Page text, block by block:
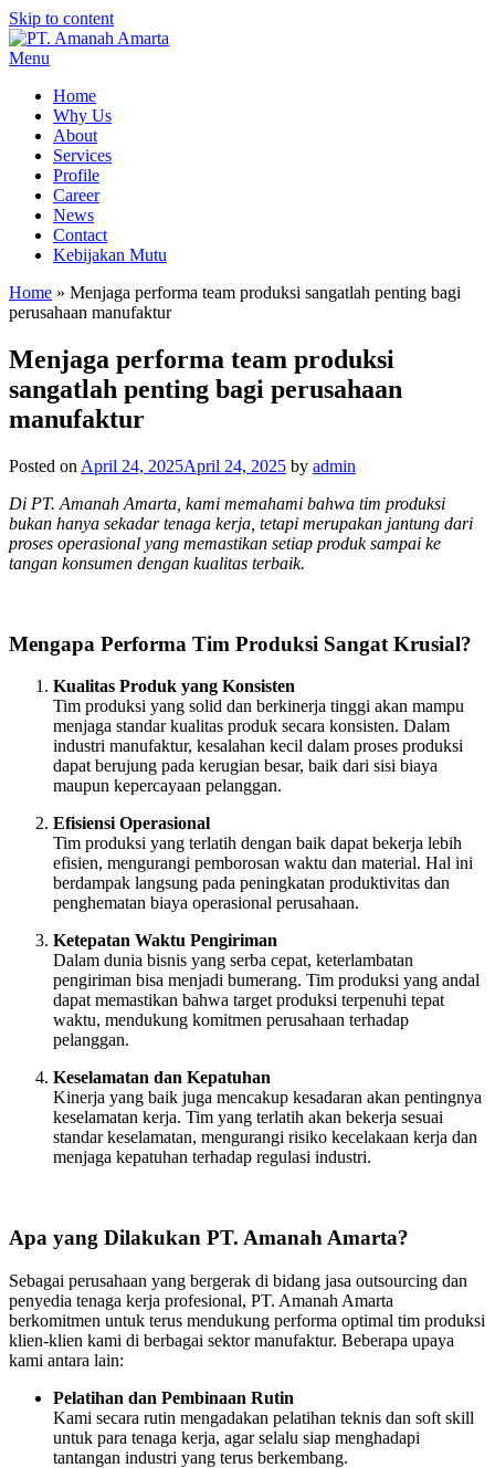
Skip to content
Menu
Home
Why Us
About
Services
Profile
Career
News
Contact
Kebijakan Mutu
Home » Menjaga performa team produksi sangatlah penting bagi
perusahaan manufaktur
Menjaga performa team produksi
sangatlah penting bagi perusahaan
manufaktur
Posted on April 24, 2025April 24, 2025 by admin
Di PT. Amanah Amarta, kami memahami bahwa tim produksi
bukan hanya sekadar tenaga kerja, tetapi merupakan jantung dari
proses operasional yang memastikan setiap produk sampai ke
tangan konsumen dengan kualitas terbaik.
Mengapa Performa Tim Produksi Sangat Krusial?
Kualitas Produk yang Konsisten
Tim produksi yang solid dan berkinerja tinggi akan mampu
menjaga standar kualitas produk secara konsisten. Dalam
industri manufaktur, kesalahan kecil dalam proses produksi
dapat berujung pada kerugian besar, baik dari sisi biaya
maupun kepercayaan pelanggan.
Efisiensi Operasional
Tim produksi yang terlatih dengan baik dapat bekerja lebih
efisien, mengurangi pemborosan waktu dan material. Hal ini
berdampak langsung pada peningkatan produktivitas dan
penghematan biaya operasional perusahaan.
Ketepatan Waktu Pengiriman
Dalam dunia bisnis yang serba cepat, keterlambatan
pengiriman bisa menjadi bumerang. Tim produksi yang andal
dapat memastikan bahwa target produksi terpenuhi tepat
waktu, mendukung komitmen perusahaan terhadap
pelanggan.
Keselamatan dan Kepatuhan
Kinerja yang baik juga mencakup kesadaran akan pentingnya
keselamatan kerja. Tim yang terlatih akan bekerja sesuai
standar keselamatan, mengurangi risiko kecelakaan kerja dan
menjaga kepatuhan terhadap regulasi industri.
Apa yang Dilakukan PT. Amanah Amarta?
Sebagai perusahaan yang bergerak di bidang jasa outsourcing dan
penyedia tenaga kerja profesional, PT. Amanah Amarta
berkomitmen untuk terus mendukung performa optimal tim produksi
klien-klien kami di berbagai sektor manufaktur. Beberapa upaya
kami antara lain:
Pelatihan dan Pembinaan Rutin
Kami secara rutin mengadakan pelatihan teknis dan soft skill
untuk para tenaga kerja, agar selalu siap menghadapi
tantangan industri yang terus berkembang.